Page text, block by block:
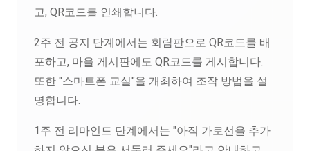
고, QR코드를 인쇄합니다.
2주 전 공지 단계에서는 회람판으로 QR코드를 배
포하고, 마을 게시판에도 QR코드를 게시합니다.
또한 "스마트폰 교실"을 개최하여 조작 방법을 설
명합니다.
1주 전 리마인드 단계에서는 "아직 가로선을 추가